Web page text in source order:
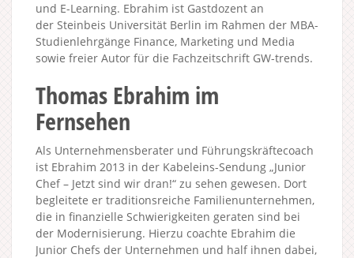
und E-Learning. Ebrahim ist Gastdozent an
der Steinbeis Universität Berlin im Rahmen der MBA-
Studienlehrgänge Finance, Marketing und Media
sowie freier Autor für die Fachzeitschrift GW-trends.
Thomas Ebrahim im
Fernsehen
Als Unternehmensberater und Führungskräftecoach
ist Ebrahim 2013 in der Kabeleins-Sendung „Junior
Chef – Jetzt sind wir dran!“ zu sehen gewesen. Dort
begleitete er traditionsreiche Familienunternehmen,
die in finanzielle Schwierigkeiten geraten sind bei
der Modernisierung. Hierzu coachte Ebrahim die
Junior Chefs der Unternehmen und half ihnen dabei,